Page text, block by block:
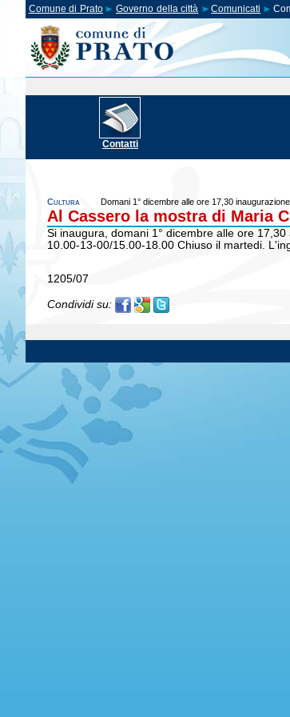
Comune di Prato Governo della città Comunicati
Contatti
Cultura Domani 1° dicembre alle ore 17,30 inaugurazione
Al Cassero la mostra di Maria
Si inaugura, domani 1° dicembre alle ore
10.00-13-00/15.00-18.00 Chiuso il martedi.
1205/07
Condividi su: